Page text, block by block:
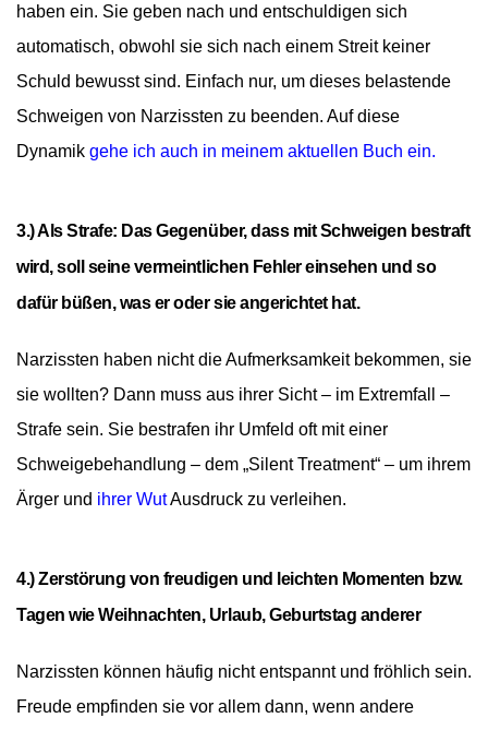
haben ein. Sie geben nach und entschuldigen sich
automatisch, obwohl sie sich nach einem Streit keiner
Schuld bewusst sind. Einfach nur, um dieses belastende
Schweigen von Narzissten zu beenden. Auf diese
Dynamik gehe ich auch in meinem aktuellen Buch ein.
3.) Als Strafe: Das Gegenüber, dass mit Schweigen bestraft
wird, soll seine vermeintlichen Fehler einsehen und so
dafür büßen, was er oder sie angerichtet hat.
Narzissten haben nicht die Aufmerksamkeit bekommen, sie
sie wollten? Dann muss aus ihrer Sicht – im Extremfall –
Strafe sein. Sie bestrafen ihr Umfeld oft mit einer
Schweigebehandlung – dem „Silent Treatment“ – um ihrem
Ärger und ihrer WutAusdruck zu verleihen.
4.) Zerstörung von freudigen und leichten Momenten bzw.
Tagen wieWeihnachten, Urlaub, Geburtstag anderer
Narzissten können häufig nicht entspannt und fröhlich sein.
Freude empfinden sie vor allem dann, wenn andere